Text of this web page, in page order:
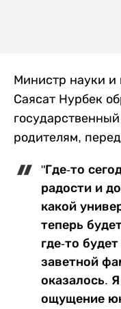
Министр науки и
Саясат Нурбек
родителям,
"Где-то
радости и
какой
теперь
где-то
заветной
оказалось.
ощущение